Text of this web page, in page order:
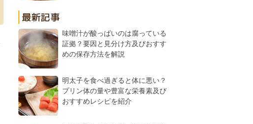
味噌汁が酸っぱいのは腐っている
証拠？要因と見分け方及びおすす
めの保存方法を解説
明太子を食べ過ぎると体に悪い？
プリン体の量や豊富な栄養素及び
おすすめレシピを紹介